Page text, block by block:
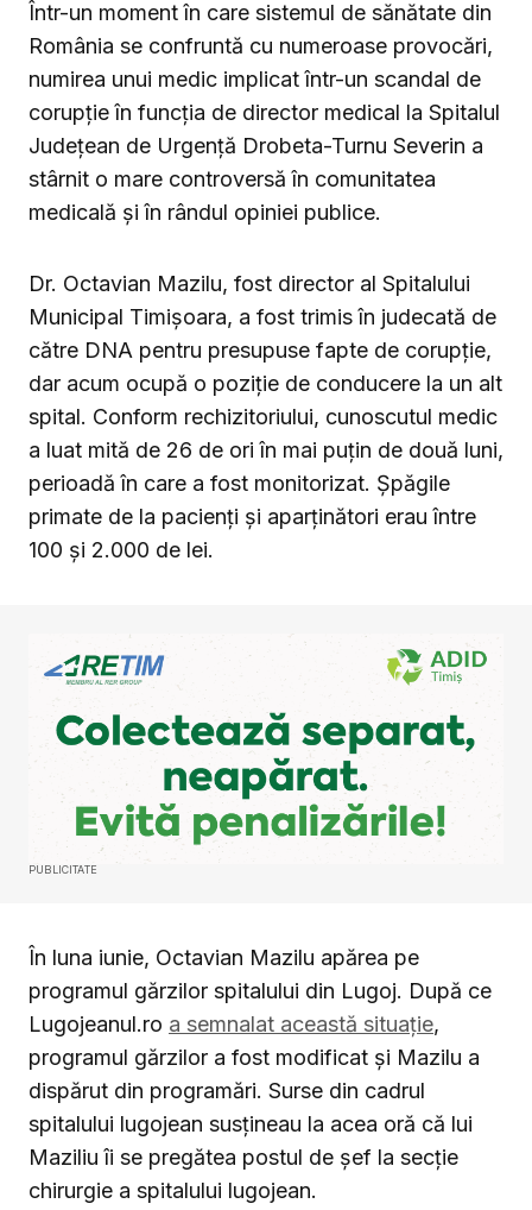
Într-un moment în care sistemul de sănătate din
România se confruntă cu numeroase provocări,
numirea unui medic implicat într-un scandal de
corupție în funcția de director medical la Spitalul
Județean de Urgență Drobeta-Turnu Severin a
stârnit o mare controversă în comunitatea
medicală și în rândul opiniei publice.
Dr. Octavian Mazilu, fost director al Spitalului
Municipal Timișoara, a fost trimis în judecată de
către DNA pentru presupuse fapte de corupție,
dar acum ocupă o poziție de conducere la un alt
spital. Conform rechizitoriului, cunoscutul medic
a luat mită de 26 de ori în mai puțin de două luni,
perioadă în care a fost monitorizat. Șpăgile
primate de la pacienți și aparținători erau între
100 și 2.000 de lei.
PUBLICITATE
În luna iunie, Octavian Mazilu apărea pe
programul gărzilor spitalului din Lugoj. După ce
Lugojeanul.ro a semnalat această situație,
programul gărzilor a fost modificat și Mazilu a
dispărut din programări. Surse din cadrul
spitalului lugojean susțineau la acea oră că lui
Maziliu îi se pregătea postul de șef la secție
chirurgie a spitalului lugojean.